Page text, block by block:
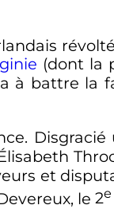
(dont la
à battre la
et
le 2e